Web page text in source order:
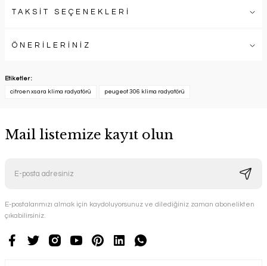
TAKSİT SEÇENEKLERİ
ÖNERİLERİNİZ
Etiketler :
citroen xsara klima radyatörü peugeot 306 klima radyatörü
Mail listemize kayıt olun
E-postalarımızı almak için kaydoluyorsunuz ve dilediğiniz zaman abonelikten
çıkabilirsiniz.